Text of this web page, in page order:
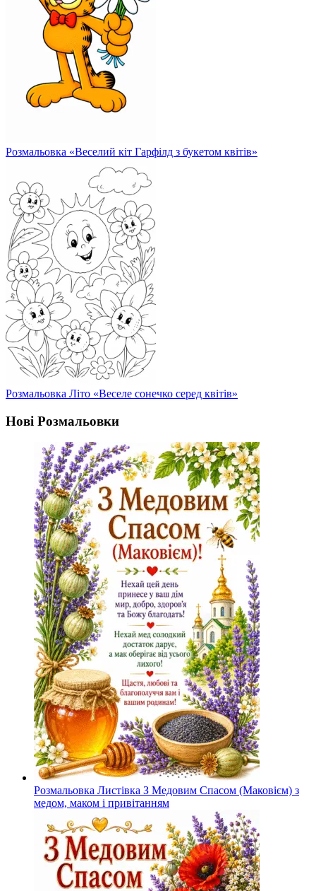
Розмальовка «Веселий кіт Гарфілд з букетом квітів»
Розмальовка Літо «Веселе сонечко серед квітів»
Нові Розмальовки
Розмальовка Листівка З Медовим Спасом (Маковієм) з
медом, маком і привітанням